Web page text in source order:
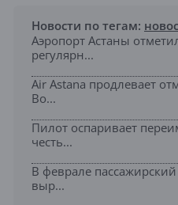
Новости по тегам:
Аэропорт Астаны
регулярн...
Air Astana продлевает
Во...
Пилот оспаривает
честь...
В феврале
выр...